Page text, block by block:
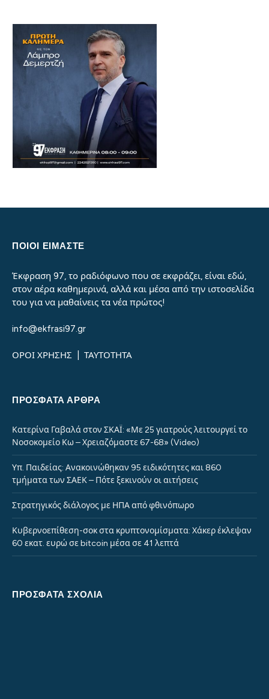
ΠΟΙΟΙ ΕΙΜΑΣΤΕ
Έκφραση 97, το ραδιόφωνο που σε εκφράζει, είναι εδώ,
στον αέρα καθημερινά, αλλά και μέσα από την ιστοσελίδα
του για να μαθαίνεις τα νέα πρώτος!
info@ekfrasi97.gr
ΟΡΟΙ ΧΡΗΣΗΣ ΤΑΥΤΟΤΗΤΑ
ΠΡΌΣΦΑΤΑ ΆΡΘΡΑ
Κατερίνα Γαβαλά στον ΣΚΑΪ: «Με 25 γιατρούς λειτουργεί το
Νοσοκομείο Κω – Χρειαζόμαστε 67-68» (Video)
Υπ. Παιδείας: Ανακοινώθηκαν 95 ειδικότητες και 860
τμήματα των ΣΑΕΚ – Πότε ξεκινούν οι αιτήσεις
Στρατηγικός διάλογος με ΗΠΑ από φθινόπωρο
Κυβερνοεπίθεση-σοκ στα κρυπτονομίσματα: Χάκερ έκλεψαν
60 εκατ. ευρώ σε bitcoin μέσα σε 41 λεπτά
ΠΡΌΣΦΑΤΑ ΣΧΌΛΙΑ